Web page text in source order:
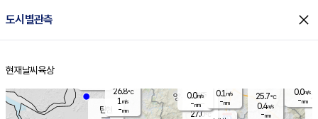
도시별관측 close
홈
현재날씨 육상
양주
27.0℃
25.7℃
0.4m/s
-mm
탄현
0.0m/s
-mm
0.0m/s
-mm
26.8℃
1 m/s
-mm
0.1 m/s
-mm